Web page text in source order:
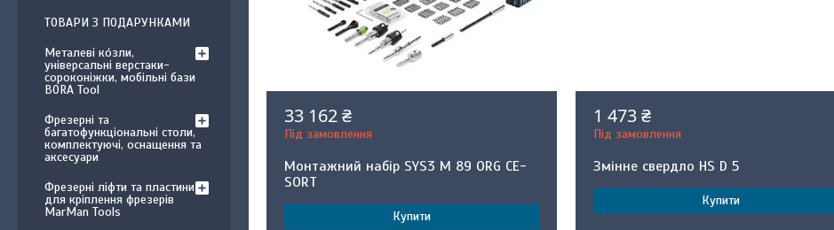
33 162 ₴
Під замовлення
Монтажний набір SYS3 M 89 ORG CE-
SORT
Купити
1 473 ₴
Під замовлення
Змінне свердло HS D 5
Купити
ТОВАРИ З ПОДАРУНКАМИ
Металеві ко́зли,
універсальні верстаки-
сороконіжки, мобільні бази
BORA Tool
Фрезерні та
багатофункціональні столи,
комплектуючі, оснащення та
аксесуари
Фрезерні ліфти та пластини
для кріплення фрезерів
MarMan Tools